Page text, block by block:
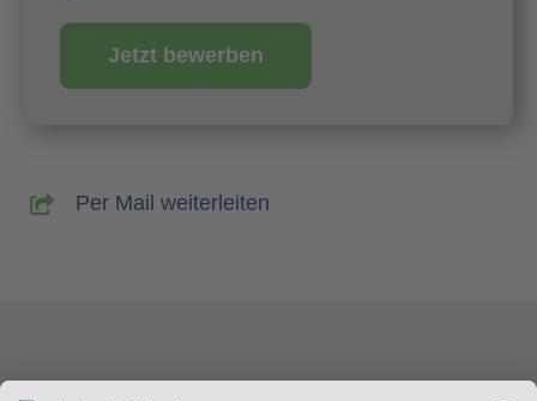
Jetzt bewerben
Per Mail weiterleiten